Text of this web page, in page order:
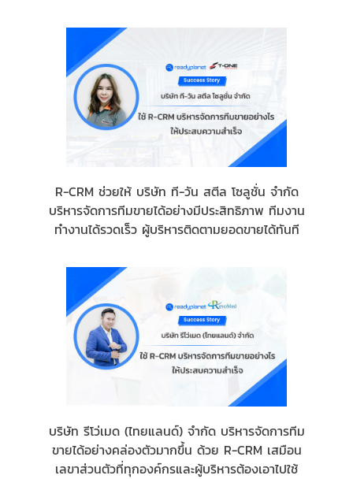
R-CRM ช่วยให้ บริษัท ที-วัน สตีล โซลูชั่น จำกัด
บริหารจัดการทีมขายได้อย่างมีประสิทธิภาพ ทีมงาน
ทำงานได้รวดเร็ว ผู้บริหารติดตามยอดขายได้ทันที
บริษัท รีโว่เมด (ไทยแลนด์) จำกัด บริหารจัดการทีม
ขายได้อย่างคล่องตัวมากขึ้น ด้วย R-CRM เสมือน
เลขาส่วนตัวที่ทุกองค์กรและผู้บริหารต้องเอาไปใช้